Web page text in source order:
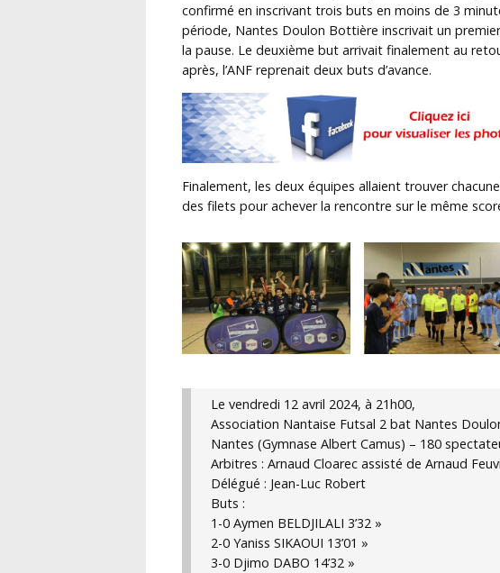
confirmé en inscrivant trois buts en moins de 3
période, Nantes Doulon Bottière inscrivait un
la pause. Le deuxième but arrivait finalement au
après, l’ANF reprenait deux buts d’avance.
Finalement, les deux équipes allaient trouver
des filets pour achever la rencontre sur le même
Le vendredi 12 avril 2024, à 21h00,
Association Nantaise Futsal 2 bat Nantes
Nantes (Gymnase Albert Camus) – 180
Arbitres : Arnaud Cloarec assisté de Arnaud
Délégué : Jean-Luc Robert
Buts :
1-0 Aymen BELDJILALI 3’32 »
2-0 Yaniss SIKAOUI 13’01 »
3-0 Djimo DABO 14’32 »